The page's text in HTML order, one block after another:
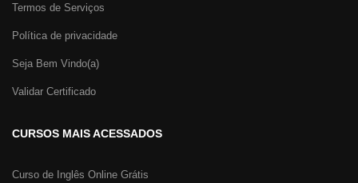
Termos de Serviços
Política de privacidade
Seja Bem Vindo(a)
Validar Certificado
CURSOS MAIS ACESSADOS
Curso de Inglês Online Grátis